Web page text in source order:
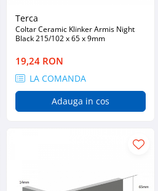
Terca
Coltar Ceramic Klinker Armis Night
Black 215/102 x 65 x 9mm
19,24 RON
LA COMANDA
Adauga in cos